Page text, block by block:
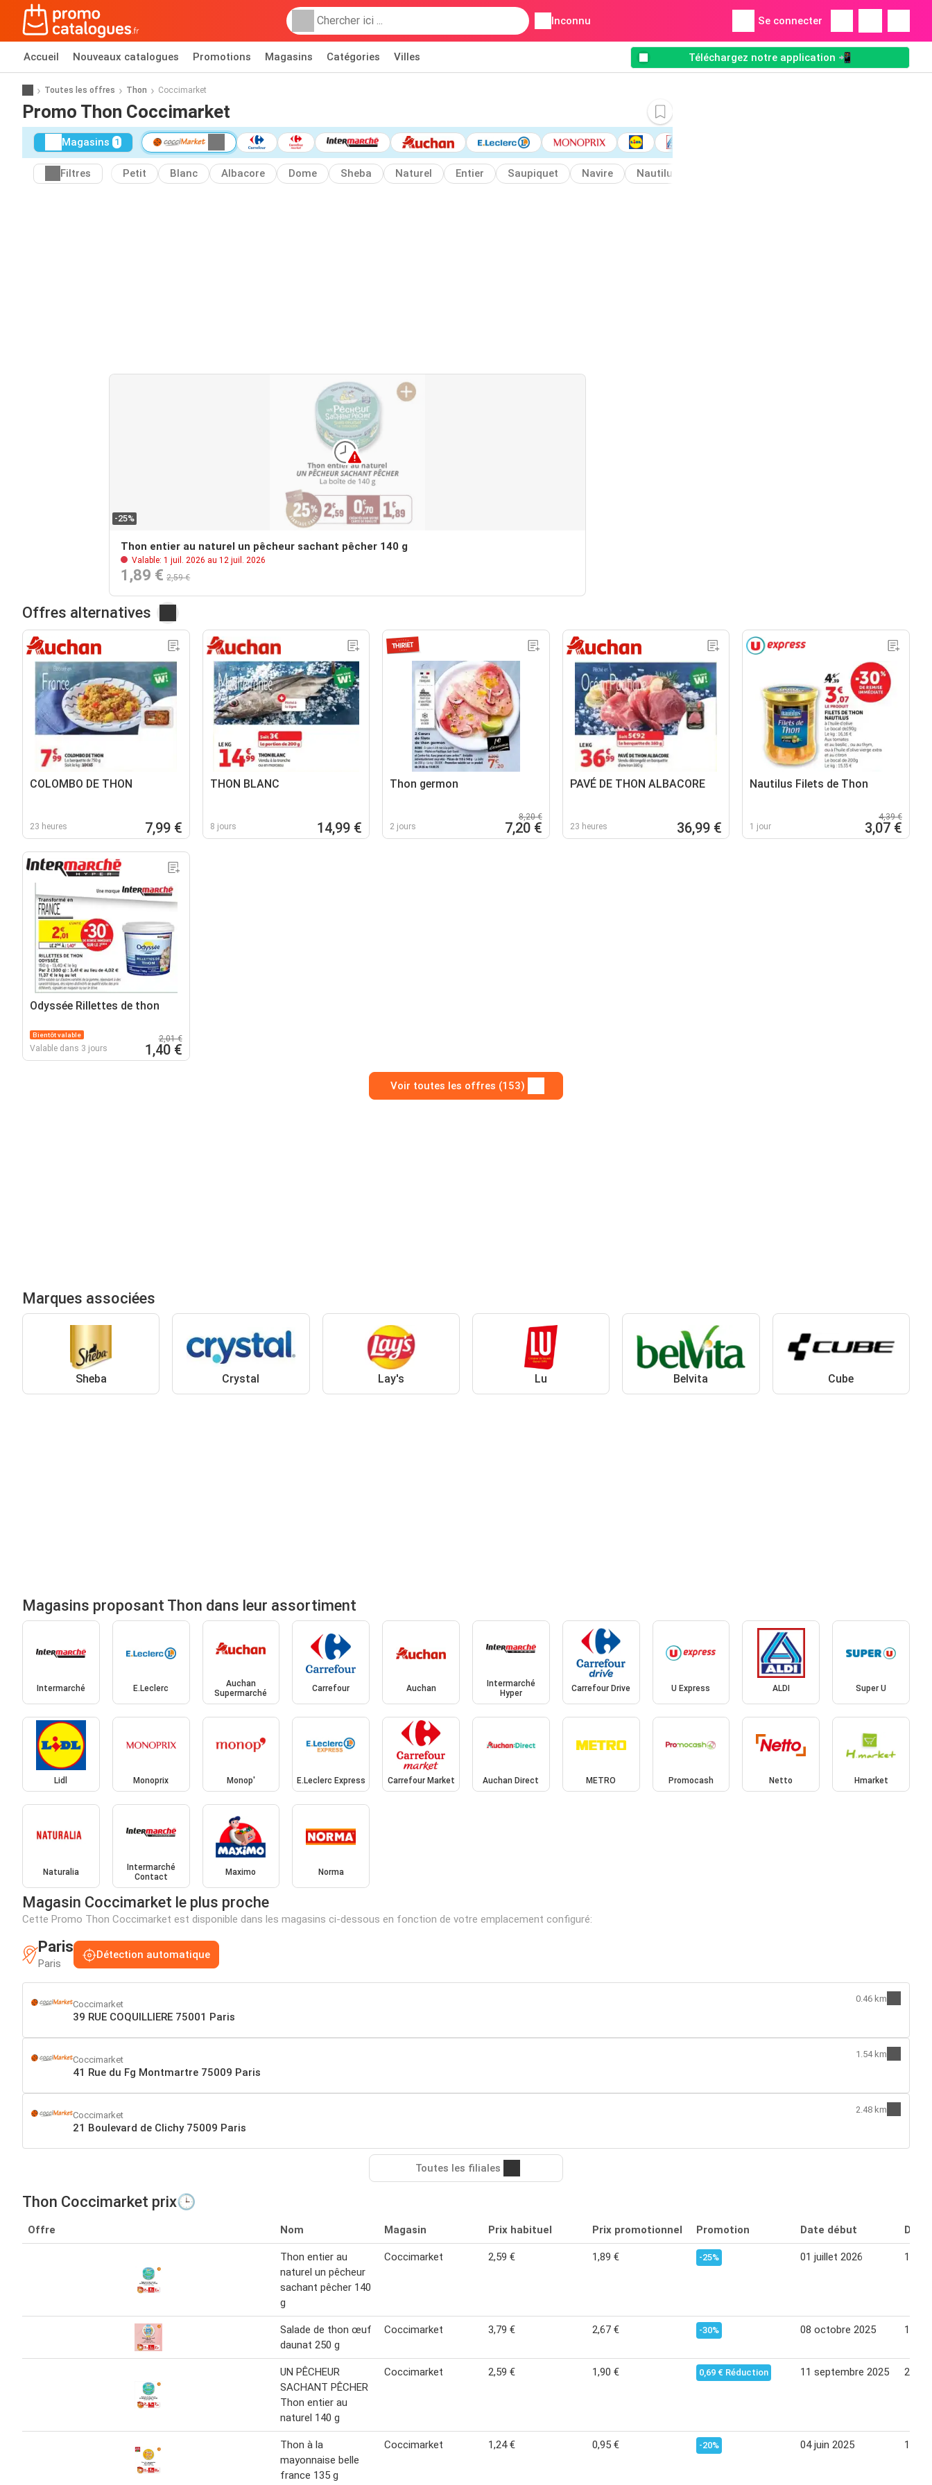
Inconnu Se connecter
Accueil Nouveaux catalogues Promotions Magasins Catégories Villes Téléchargez notre application 📲
Toutes les offres Thon Coccimarket
Promo Thon Coccimarket
Magasins 1
Filtres Petit Blanc Albacore Dome Sheba Naturel Entier Saupiquet Navire Nautilus
-25%
Thon entier au naturel un pêcheur sachant pêcher 140 g
Valable: 1 juil. 2026 au 12 juil. 2026
1,89 € 2,59 €
Offres alternatives
COLOMBO DE THON
23 heures 7,99 €
THON BLANC
8 jours 14,99 €
Thon germon
2 jours
8,20 €
7,20 €
PAVÉ DE THON ALBACORE
23 heures 36,99 €
Nautilus Filets de Thon
1 jour
4,39 €
3,07 €
Odyssée Rillettes de thon
Bientôt valable
Valable dans 3 jours
2,01 €
1,40 €
Voir toutes les offres (153)
Marques associées
Sheba Crystal Lay's Lu Belvita Cube
Magasins proposant Thon dans leur assortiment
Intermarché E.Leclerc
Auchan
Supermarché
Carrefour Auchan
Intermarché
Hyper
Carrefour Drive U Express ALDI Super U
Lidl Monoprix Monop' E.Leclerc Express Carrefour Market Auchan Direct METRO Promocash Netto Hmarket
Naturalia
Intermarché
Contact
Maximo Norma
Magasin Coccimarket le plus proche
Cette Promo Thon Coccimarket est disponible dans les magasins ci-dessous en fonction de votre emplacement configuré:
Paris
Paris
Détection automatique
Coccimarket
39 RUE COQUILLIERE 75001 Paris
0.46 km
Coccimarket
41 Rue du Fg Montmartre 75009 Paris
1.54 km
Coccimarket
21 Boulevard de Clichy 75009 Paris
2.48 km
Toutes les filiales
Thon Coccimarket prix🕒
Offre Nom Magasin Prix habituel Prix promotionnel Promotion Date début Date
Thon entier au
naturel un pêcheur
sachant pêcher 140
g
Coccimarket 2,59 € 1,89 € -25% 01 juillet 2026 12
Salade de thon œuf
daunat 250 g
Coccimarket 3,79 € 2,67 € -30% 08 octobre 2025 19
UN PÊCHEUR
SACHANT PÊCHER
Thon entier au
naturel 140 g
Coccimarket 2,59 € 1,90 € 0,69 € Réduction 11 septembre 2025 21
Thon à la
mayonnaise belle
france 135 g
Coccimarket 1,24 € 0,95 € -20% 04 juin 2025 15